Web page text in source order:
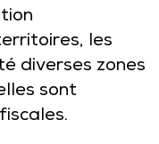
les
diverses zones
sont